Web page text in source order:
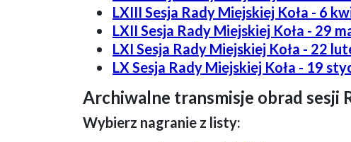
LXIII Sesja Rady Miejskiej Koła - 6
LXII Sesja Rady Miejskiej Koła - 29
LXI Sesja Rady Miejskiej Koła - 22
LX Sesja Rady Miejskiej Koła - 19
Archiwalne transmisje obrad sesji
Wybierz nagranie z listy: